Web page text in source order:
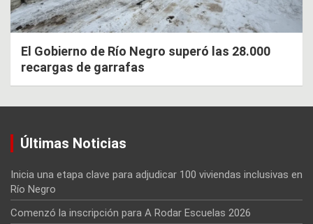
El Gobierno de Río Negro superó las 28.000
recargas de garrafas
Últimas Noticias
Inicia una etapa clave para adjudicar 100 viviendas inclusivas en
Río Negro
Comenzó la inscripción para A Rodar Escuelas 2026